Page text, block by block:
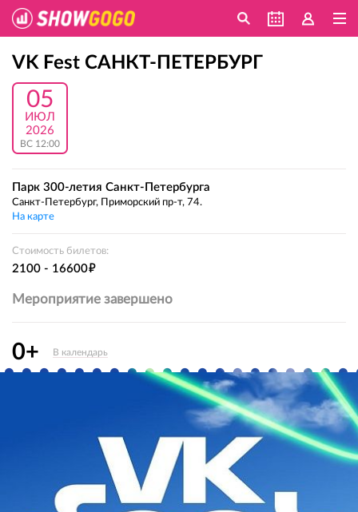
VK Fest САНКТ-ПЕТЕРБУРГ
05
ИЮЛ
2026
ВС 12:00
Парк 300-летия Санкт-Петербурга
Санкт-Петербург, Приморский пр-т, 74.
На карте
Стоимость билетов:
2100 - 16600е
Мероприятие завершено
0+ В календарь